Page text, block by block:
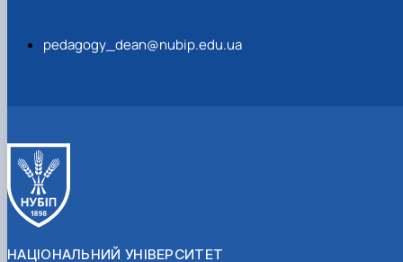
pedagogy_dean@nubip.edu.ua
НАЦІОНАЛЬНИЙ УНІВЕРСИТЕТ